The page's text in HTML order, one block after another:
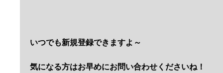
いつでも新規登録できますよ～
気になる方はお早めにお問い合わせくださいね！